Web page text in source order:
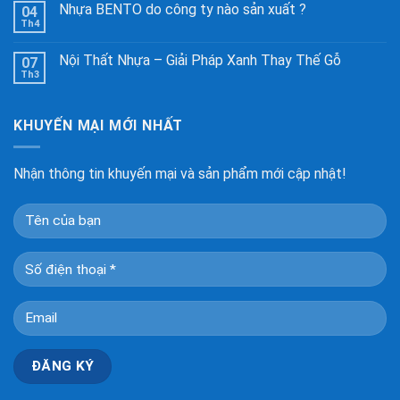
04
Th4
Nhựa BENTO do công ty nào sản xuất ?
07
Th3
Nội Thất Nhựa – Giải Pháp Xanh Thay Thế Gỗ
KHUYẾN MẠI MỚI NHẤT
Nhận thông tin khuyến mại và sản phẩm mới cập nhật!